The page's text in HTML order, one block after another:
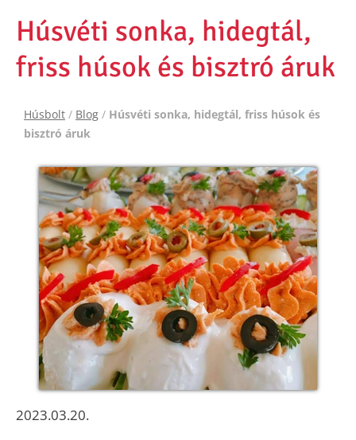
Húsvéti sonka, hidegtál,
friss húsok és bisztró áruk
Húsbolt / Blog / Húsvéti sonka, hidegtál, friss húsok és
bisztró áruk
2023.03.20.